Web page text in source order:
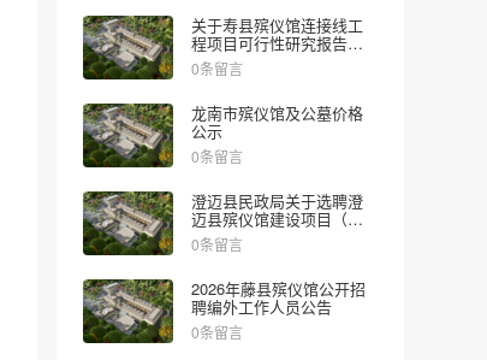
关于寿县殡仪馆连接线工
程项目可行性研究报告的
批复
0条留言
龙南市殡仪馆及公墓价格
公示
0条留言
澄迈县民政局关于选聘澄
迈县殡仪馆建设项目（一
期）社会稳定风险评估机
构的公告
0条留言
2026年藤县殡仪馆公开招
聘编外工作人员公告
0条留言